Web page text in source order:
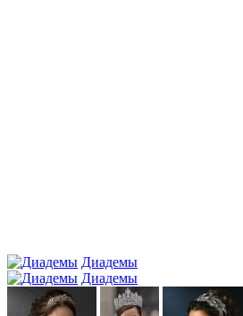
Диадемы
Диадемы